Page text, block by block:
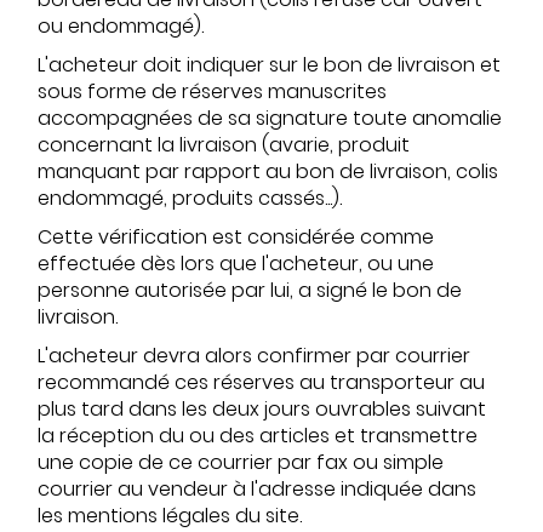
ou endommagé).
L'acheteur doit indiquer sur le bon de livraison et
sous forme de réserves manuscrites
accompagnées de sa signature toute anomalie
concernant la livraison (avarie, produit
manquant par rapport au bon de livraison, colis
endommagé, produits cassés...).
Cette vérification est considérée comme
effectuée dès lors que l'acheteur, ou une
personne autorisée par lui, a signé le bon de
livraison.
L'acheteur devra alors confirmer par courrier
recommandé ces réserves au transporteur au
plus tard dans les deux jours ouvrables suivant
la réception du ou des articles et transmettre
une copie de ce courrier par fax ou simple
courrier au vendeur à l'adresse indiquée dans
les mentions légales du site.